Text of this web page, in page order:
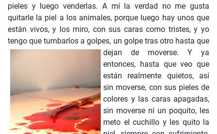
pieles y luego venderlas. A mí la verdad no me gusta
quitarle la piel a los animales, porque luego hay unos que
están vivos, y los miro, con sus caras como tristes, y yo
tengo que tumbarlos a golpes, un golpe tras otro hasta que
dejan de moverse.Y ya entonces, hasta que veo que están realmente quietos, así sin moverse, con sus pieles de colores y las caras apagadas, sin moverse ni un poquito, les meto el cuchillo y les quito la piel, siempre con sufrimiento, a veces hasta con las lágrimas saliendo de mis ojos porque de verdad que no me gusta hacerlo. Lo que sí me gusta hacer es ver las nubes y dibujar con mi mente en el cielo las formas que voy imaginando hasta que logro juntarlas con las formas de las nubes y así voy creando un nuevo dibujo en mi cabeza que me va gustando cada vez más. Pero cuando me regaña mi jefe y debo bajar de nuevo la mirada hacia el pasto todo manchado de sangre, se pierde ese sueño que tenía y se me olvida todo de repente, como si me hubieran borrado la memoria, como si esos animales, que ni animales han de ser, porque no parecen ni reses ni borregos, sino otras cosas bien distintas, se estuvieran vengando de su muerte borrándome la memoria en un chasquido de luz, borrando mis sueños… y entonces eso me da mucha tirria y me calienta la sangre del puritito coraje. Entonces les meto el cuchillo más a fondo a los desgraciados animales que se roban mis recuerdos. Los perforo tan adentro que llego hasta donde están los músculos y les sale más sangre, mucho más que si sólo les quitara la piel y los dejara así debajo del sol para que se secaran y esperaran su muerte. Que se vayan de este mundo ya para siempre y no sólo como cuando los golpeo y sólo se quedan como dormidos y se quejan cuando les meto el cuchillo y les quito la piel. Cuando hago eso sólo se estremecen como si tuvieran frío y ya. Pero aunque no me guste este trabajo lo debo de hacer por necesidad, porque yo lo que quiero es comprarme una nueva cama para poder dormir feliz, tranquilo, mucho más de lo que ya lograba hacerlo. Porque aunque me gusta la cama vieja que tengo, nunca está de más tener una mejor. Ahora lo que quiero es dormir como si realmente estuviera en el cielo flotando y no sólo sobre una pinche nube flaca. A veces me quedo medio dormido a mitad del trabajo, y es ahí cuando mi patrón me regaña mucho más fuerte, y me dice que soy un irresponsable. Me dice que no sabe ni por qué me dio el trabajo si yo no sirvo para nada, que sólo soy un pinche retrasado, así me dice, verdad de Dios, me dice que no sirvo ni para barrer las hojas secas que luego se amontonan debajo del árbol en donde el patrón cuelga su hamaca y se pone dizque a verme trabajar. A mí me gusta aplastar esas hojas secas con los pies, me gusta cómo crujen debajo de mis zapatos o de mis pies descalzos, pero mi patrón dice que yo no sirvo para eso y cuando me regaña así de feo la verdad es que me dan ganas de agarrarlo desprevenido, como cuando está acostado sobre su red ésa y está dizque viendo mi trabajo, y agarrar mi cuchillo, que es como mi mejor amigo, y entonces mirarlo una última vez y sonreírle aunque él no pueda verme, y así, como a los animales ésos, clavarle mi cuchillo y arrancarle la piel para que el hombre que le compra las pieles haga un cinturón o unas botas con ese tajo de carne que yo le arranque. Pero mejor me controlo y no lo hago, porque prefiero no meterme en problemas, ya ven que luego llega la policía y se lo lleva a uno a la cárcel y se tiene que quedar encerrado por muchos años, por lo menos hasta que se muere uno y su cuerpo se pudre dentro de esa celda de tabique bordeada de rejas que producen en mí ese sentimiento conocido. Un sentimiento como de desesperación. Así hasta que uno se petatea. Así como le pasó a mi apá, que no conocí, pero sé que se murió adentro de la cárcel. O como le pasó a mi amá, que me parió dentro de esas celdas que me hacían sentir mal, como que me mareaban. Mi amá me tuvo allí, adentro de la cárcel porque la acusaron de llevarse las cosas de otros al igual que a mi apá, y entonces yo nací y crecí allí, y me sentía cada vez más desesperado por salir, y mi amá no tenía para cuándo irse de ese pinche lugar. Yo le decía que ya nos fuéramos, que ese lugar no me gustaba, que ya quería que nos cambiáramos de casa, y ella me gritaba y me decía que si no me gustaba que entonces me fuera a la chingada, que me largara de ahí... y eso fue lo que hice cuando cumplí como nueve o diez años, no recuerdo bien, tal vez tenía ya más edad, no lo recuerdo, la verdad, ¿pa’ qué le hago? El chiste es que me escapé de allí cuando estaba yo muy joven. Pero yo no sé cómo de repente pasaron los años, como si fuera cosa de segundos, como si al parpadear ya tuviera yo más años. Pasaron muchos veranos, porque cuando me miré en el reflejo del río ya tenía yo barba, y ya tenía yo una chocita en el monte, en la parte más alta, desde donde se ve todo el valle, y tenía también un trabajo. Ya había pasado el tiempo, y lo que me gustaba era dormir y ver las nubes, porque siempre tienen formas diferentes que me hacen sonreír. Pero gracias a ese encierro de años que tuve en la cárcel sin deberla ni temerla, le agarré una ojeriza a la gente. Es por eso que no me gusta estar mucho tiempo con ellos porque, como dicen por allí, me engento, y cuando eso pasa lo que quiero es irme a refugiar en mi chocita y dormir un buen rato para olvidarme de todo, para sentirme a salvo conmigo mismo. Y sí, a veces me dan ganas de matar a mi patrón, porque sí se pasa de la raya conmigo, como que piensa que yo no me sé defender y por eso se aprovecha de mí y me maltrata, como que piensa que yo no sé qué es lo que hago y por eso me hace menos. Por eso es que me entra el coraje y me dan ganas de madrugármelo con mi cuchillo. Pero lo pienso mucho y me doy cuenta de que tampoco quiero echármelo porque a veces sí es muy buena gente, porque me alimenta y me da un lugar donde quedarme a dormir en lo que me voy para mi casa, me da donde pasar las noches. Es un lugar cómodo aunque luego tenga yo que estarme cubriendo para que no me piquen las arañas y los alacranes prietos, que no son venenosos, pero te dejan unas ronchas de aquellas que luego ni dejan trabajar de la comezón que dan. Luego, cuando llegan a picarme porque yo me les atonto y no me cubro bien algunas partes del cuerpo, se me hacen esas ronchas, y yo me rasco mucho; luego hasta me rasco con el cuchillo, me rasco como con ganas y así se me quita la comezón, aunque casi siempre me sangra mucho la roncha y yo me espanto; pero luego la sangre se para, deja de salir, y se seca hasta que se mezcla con lo que sale de los animales y que me va manchando el cuerpo con cada corte que les doy. Así que luego ya ni le doy importancia, ya ni me importa que me salga sangre y sigo trabajando con un poco o un mucho de dolor al ver a los animales sufrir con el corte de mi cuchillo, al ver cómo sufren la pérdida de su piel. A veces me da por pensar que se mueren de tristeza, que esos animales que me ponen en frente se mueren porque yo les quito la piel y la extrañan tanto que se mueren de tristeza o se mueren de frío, a pesar de la calor que está en todo su apogeo… a pesar de que el sol pega con todas su fuerzas los animales se mueren de frío, o de tristeza, una de dos. Y es por eso que luego quisiera yo ya dejar de trabajar ahí, y buscarme un nuevo trabajo en donde no haga yo esas cosas que son malas. Pero después me acuerdo que no ando bien de mi cabeza, porque como que se me va la hebra, sólo de vez en cuando, luego ya ni sé en dónde estoy ni quién soy, entonces sé que es por eso que no me darían chamba en otro lado. Por eso es que le agradezco a mi patrón que me dio la oportunidad de demostrarle que yo no soy tan malo como puede llegar a creer la gente esa que luego saludo cuando voy llegando a Tecomales y que me dan gestos de alegría porque no me conocen muy bien. Pero esta tarde mi patrón sí se pasó de la raya, hasta me hizo sentir mal al punto de casi hacerme llorar. Me hizo sentir tan mal que sentí cómo en mis ojos se iba acumulando el agua lista para salir de mí en un sollozo; pero re bien que me aguanté, porque yo así soy: sí aguanto los trancazos. Pero esta vez fue más diferente, de verdad. Estaba yo trabajando, pero también entremirando las nubes, así como siempre hago, tratando de que no se diera cuenta mi patrón de que estaba yo perdido entre la belleza de esas nubes esponjosas que bailaban sobre mí, pero a la vez echándole los kilos al trabajo para que viera él mismo que sí soy bien capaz de hacer todo lo que él me pida sin dejar de hacer lo que me gusta. Entonces me puse a imaginar cómo es que las nubes van hallando formas diferentes, y eso me causaba mucha gracia y felicidad. Pero luego llegó un momento en que dejé de cuidarme de mi patrón y me puse de lleno a mirar las nubes con sus diferentes formas que se iban metiendo en mi cabeza y les hallaba yo forma en cuestión de segundos, ahí fue cuando mi patrón se dio cuenta de que no estaba chingándole a la chamba, como se supone que debiera ser… ¡Me agarró desprevenido, me cae!, eso es para calentar a cualquiera; porque los madrazos de frente se reciben limpiamente, con la frente en alto y el orgullo bien arriba, porque uno ya sabe que el dolor llegará de repente, entonces como que no duele tanto. Pero me agarró mientras hacía lo que más me gusta… sólo de repente sentí el calor en mi piel, y cuando me tiré al suelo comencé a oler ese aroma de carne chamuscada al que tanto estaba acostumbrado de cuando marcaban a los animales con la yerra. Entonces caí en cuenta de que ese aroma no era de los animales quemándose, ¡era mi piel! Entonces sentí como que las lágrimas se me salían de los ojos, y por más que me aguantaba seguían presionando para que las dejara yo salir. Pero el escuchar las carcajadas de mi patrón sonar por todo el lugar me hizo cambiar del dolor al coraje, del llanto al encono, ¡hizo que mis lágrimas que salían por el dolor se cambiaran por unas de odio, de enojo, de tirria, de todo al mismo tiempo! Entonces me levanté, primero muy lentamente, y hasta me caí como unas dos veces, porque la piel de la pierna me ardía como el carajo… sentía como si me pellizcaran mucho muy fuerte, como si se me estuvie